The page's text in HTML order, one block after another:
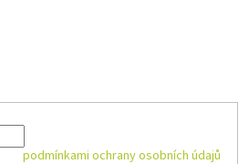
podmínkami ochrany osobních údajů